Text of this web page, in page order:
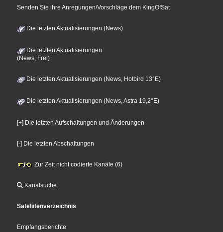
Senden Sie ihre Anregungen/Vorschläge dem KingOfSat
Die letzten Aktualisierungen (News)
Die letzten Aktualisierungen
(News, Frei)
Die letzten Aktualisierungen (News, Hotbird 13°E)
Die letzten Aktualisierungen (News, Astra 19,2°E)
[+] Die letzten Aufschaltungen und Änderungen
[-] Die letzten Abschaltungen
Zur Zeit nicht codierte Kanäle (6)
Kanalsuche
Sateliitenverzeichnis
Empfangsberichte